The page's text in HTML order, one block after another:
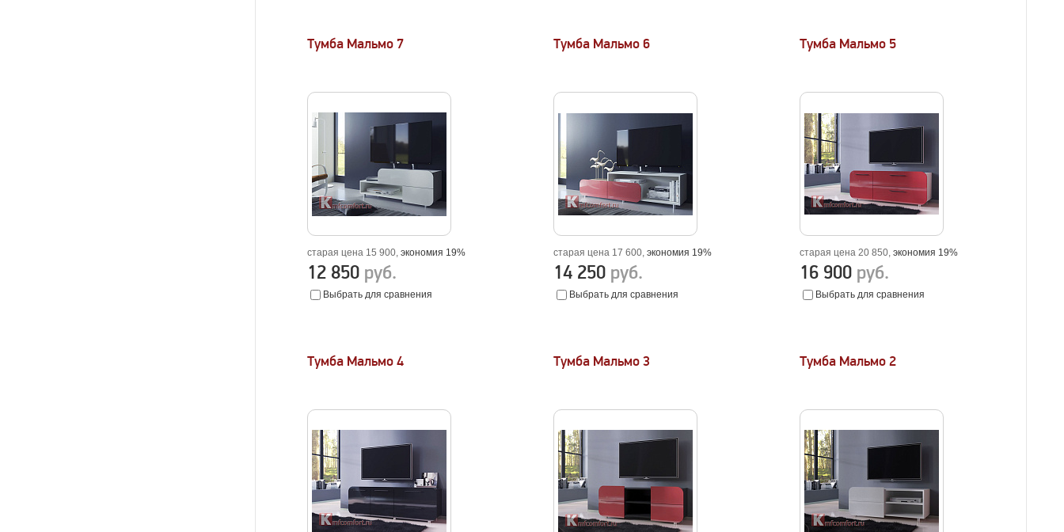
Тумба Мальмо 7
старая цена 15 900,экономия 19%
12 850 руб.
Выбрать для сравнения
Тумба Мальмо 6
старая цена 17 600,экономия 19%
14 250 руб.
Выбрать для сравнения
Тумба Мальмо 5
старая цена 20 850,экономия 19%
16 900 руб.
Выбрать для сравнения
Тумба Мальмо 4 Тумба Мальмо 3 Тумба Мальмо 2